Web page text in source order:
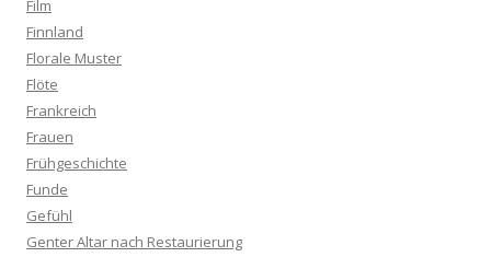
Film
Finnland
Florale Muster
Flöte
Frankreich
Frauen
Frühgeschichte
Funde
Gefühl
Genter Altar nach Restaurierung